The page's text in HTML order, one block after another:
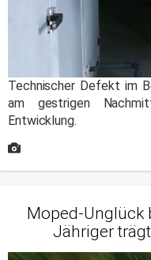
Technischer Defekt im
am gestrigen
Entwicklung.
Moped-Unglück
Jähriger